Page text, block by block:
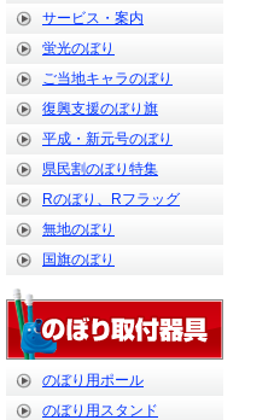
サービス・案内
蛍光のぼり
ご当地キャラのぼり
復興支援のぼり旗
平成・新元号のぼり
県民割のぼり特集
Rのぼり、Rフラッグ
無地のぼり
国旗のぼり
のぼり用ポール
のぼり用スタンド